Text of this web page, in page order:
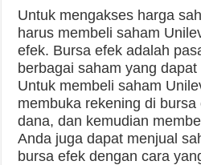
Untuk mengakses harga
harus membeli saham
efek. Bursa efek adalah
berbagai saham yang
Untuk membeli saham
membuka rekening di
dana, dan kemudian
Anda juga dapat menjual
bursa efek dengan cara